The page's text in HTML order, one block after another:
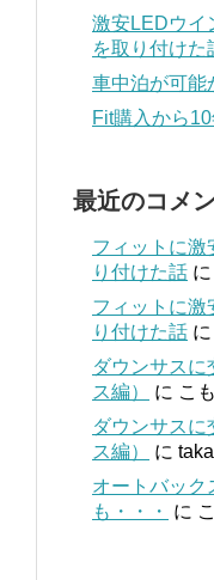
激安LEDウイ
を取り付けた
車中泊が可能
Fit購入から
最近のコメ
フィットに激
り付けた話 に
フィットに激
り付けた話 に
ダウンサスに
ス編）
に こ
ダウンサスに
ス編）
に
オートバック
も・・・
に